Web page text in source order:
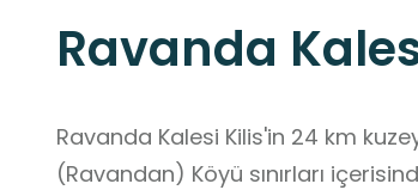
Ravanda
Ravanda Kalesi Kilis'in 24 km
(Ravandan) Köyü sınırları